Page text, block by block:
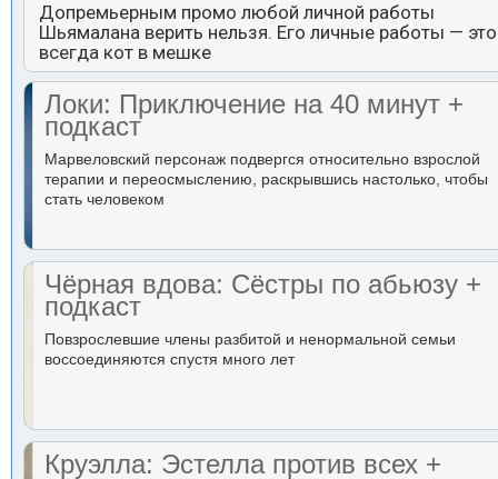
Допремьерным промо любой личной работы
Шьямалана верить нельзя. Его личные работы — это
всегда кот в мешке
Локи: Приключение на 40 минут +
подкаст
Марвеловский персонаж подвергся относительно взрослой
терапии и переосмыслению, раскрывшись настолько, чтобы
стать человеком
Чёрная вдова: Сёстры по абьюзу +
подкаст
Повзрослевшие члены разбитой и ненормальной семьи
воссоединяются спустя много лет
Круэлла: Эстелла против всех +